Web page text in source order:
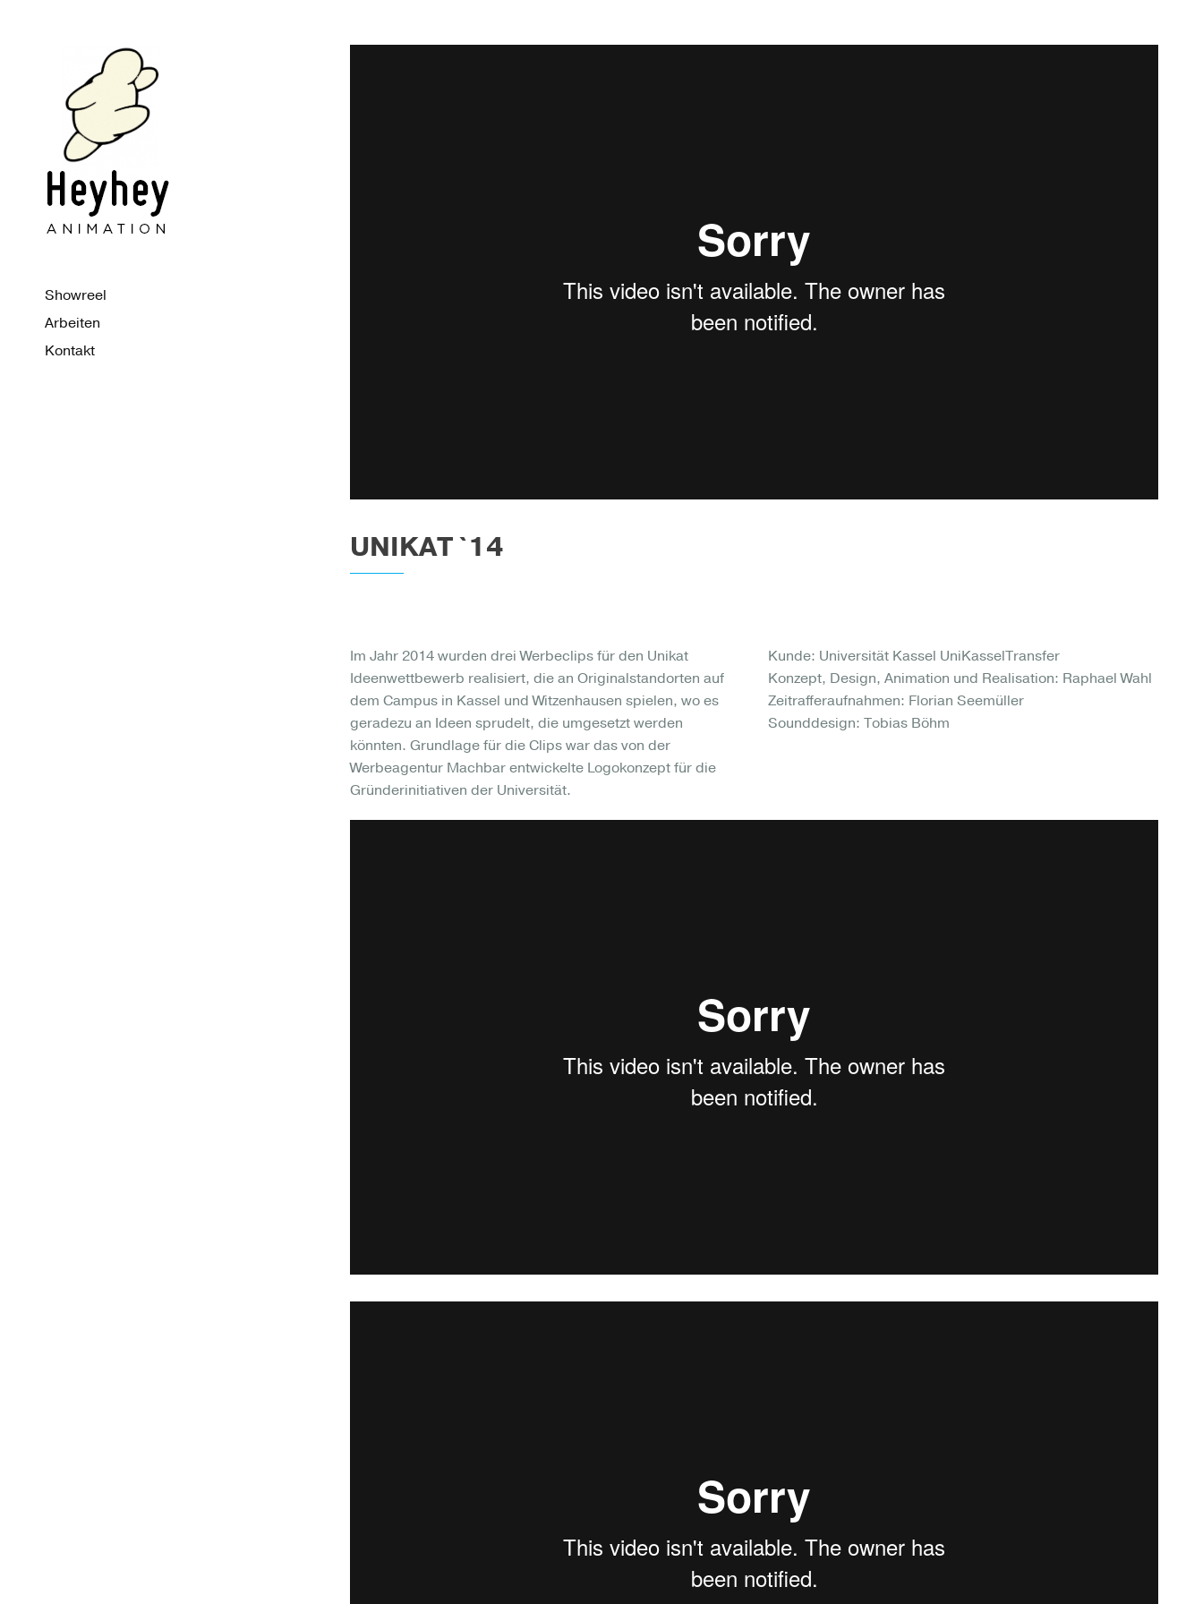
Showreel
Arbeiten
Kontakt
UNIKAT `14
Im Jahr 2014 wurden drei Werbeclips für den Unikat
Ideenwettbewerb realisiert, die an Originalstandorten auf
dem Campus in Kassel und Witzenhausen spielen, wo es
geradezu an Ideen sprudelt, die umgesetzt werden
könnten. Grundlage für die Clips war das von der
Werbeagentur Machbar entwickelte Logokonzept für die
Gründerinitiativen der Universität.
Kunde: Universität Kassel UniKasselTransfer
Konzept, Design, Animation und Realisation: Raphael Wahl
Zeitrafferaufnahmen: Florian Seemüller
Sounddesign: Tobias Böhm